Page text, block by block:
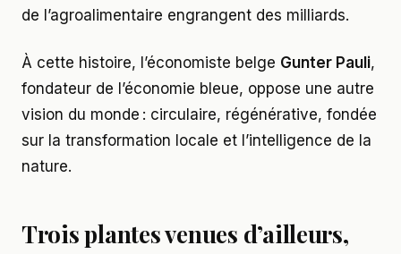
de l’agroalimentaire engrangent des milliards.
À cette histoire, l’économiste belge Gunter Pauli,
fondateur de l’économie bleue, oppose une autre
vision du monde : circulaire, régénérative, fondée
sur la transformation locale et l’intelligence de la
nature.
Trois plantes venues d’ailleurs,